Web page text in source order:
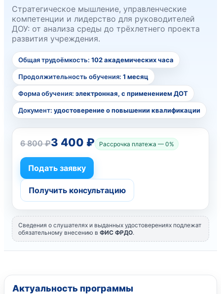
Стратегическое мышление, управленческие
компетенции и лидерство для руководителей
ДОУ: от анализа среды до трёхлетнего проекта
развития учреждения.
Общая трудоёмкость: 102 академических часа
Продолжительность обучения: 1 месяц
Форма обучения: электронная, с применением ДОТ
Документ: удостоверение о повышении квалификации
6 800 ₽3 400 ₽ Рассрочка платежа — 0%
Подать заявку
Получить консультацию
Сведения о слушателях и выданных удостоверениях подлежат
обязательному внесению в ФИС ФРДО.
Актуальность программы